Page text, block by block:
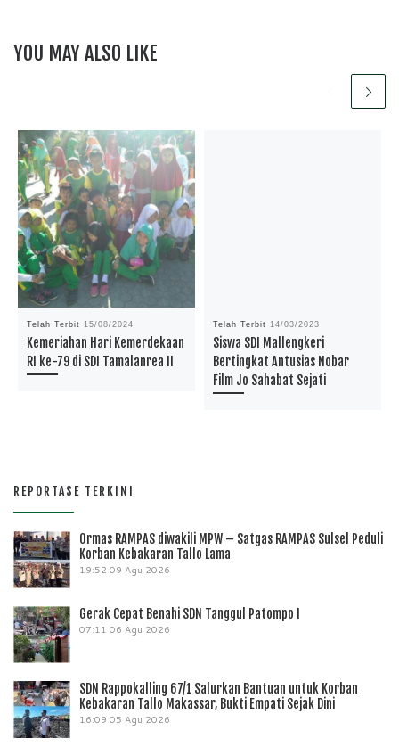
YOU MAY ALSO LIKE
Telah Terbit15/08/2024
Kemeriahan Hari Kemerdekaan
RI ke-79 di SDI Tamalanrea II
Telah Terbit14/03/2023
Siswa SDI Mallengkeri
Bertingkat Antusias Nobar
Film Jo Sahabat Sejati
REPORTASE TERKINI
Ormas RAMPAS diwakili MPW – Satgas RAMPAS Sulsel Peduli
Korban Kebakaran Tallo Lama
19:52 09 Agu 2026
Gerak Cepat Benahi SDN Tanggul Patompo I
07:11 06 Agu 2026
SDN Rappokalling 67/1 Salurkan Bantuan untuk Korban
Kebakaran Tallo Makassar, Bukti Empati Sejak Dini
16:09 05 Agu 2026